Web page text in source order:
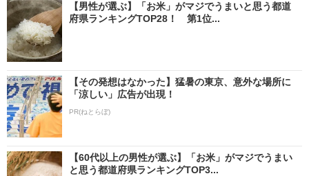
【男性が選ぶ】「お米」がマジでうまいと思う都道
府県ランキングTOP28！ 第1位...
【その発想はなかった】猛暑の東京、意外な場所に
「涼しい」広告が出現！
PR(ねとらぼ)
【60代以上の男性が選ぶ】「お米」がマジでうまい
と思う都道府県ランキングTOP3...